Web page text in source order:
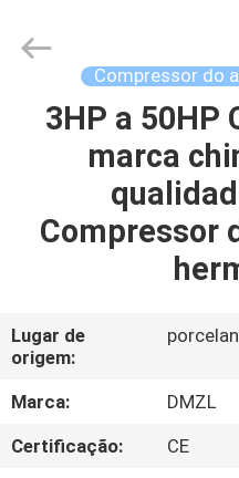
CASA
PRODUTOS
RV
SOBRE
NÓS
Equipment
Reserved.
Compressor do
3HP a 50HP
marca
Compressor
Lugar de
origem:
Marca:
DMZL
Certificação:
CE